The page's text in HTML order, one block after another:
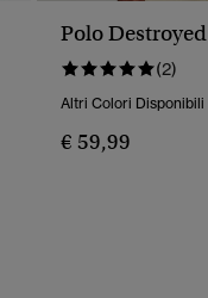
Polo Destroyed
(2)
Altri Colori Disponibili
€ 59,99